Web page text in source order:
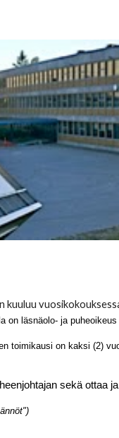
on läsnäolo- ja
toimikausi on kaksi (2)
sekä ottaa